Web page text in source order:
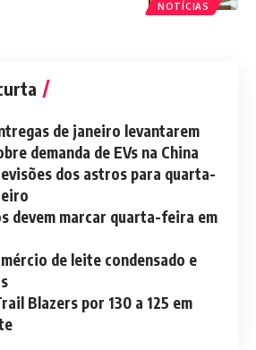
NOTÍCIAS
de janeiro levantarem
demanda de EVs na China
dos astros para quarta-
devem marcar quarta-feira em
de leite condensado e
Blazers por 130 a 125 em